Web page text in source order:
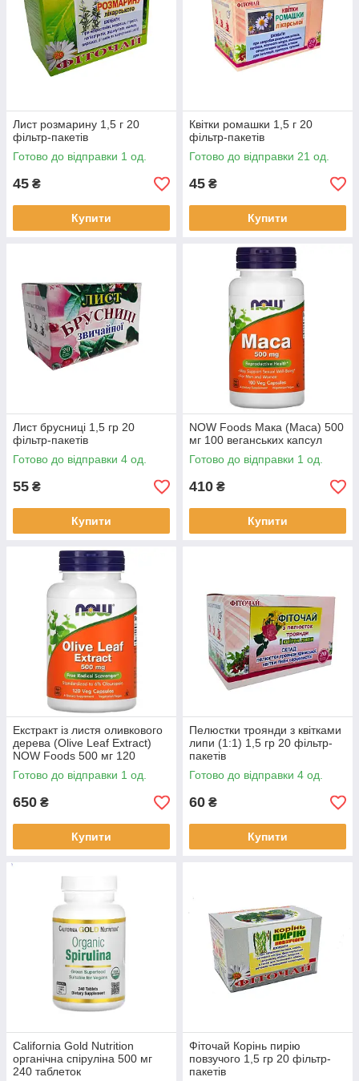
Лист розмарину 1,5 г 20
фільтр-пакетів
Готово до відправки 1 од.
45 ₴
Купити
Квітки ромашки 1,5 г 20
фільтр-пакетів
Готово до відправки 21 од.
45 ₴
Купити
Лист брусниці 1,5 гр 20
фільтр-пакетів
Готово до відправки 4 од.
55 ₴
Купити
NOW Foods Мака (Maca) 500
мг 100 веганських капсул
Готово до відправки 1 од.
410 ₴
Купити
Екстракт із листя оливкового
дерева (Olive Leaf Extract)
NOW Foods 500 мг 120
вегетаріанських капсул
Готово до відправки 1 од.
650 ₴
Купити
Пелюстки троянди з квітками
липи (1:1) 1,5 гр 20 фільтр-
пакетів
Готово до відправки 4 од.
60 ₴
Купити
California Gold Nutrition
органічна спіруліна 500 мг
240 таблеток
Фіточай Корінь пирію
повзучого 1,5 гр 20 фільтр-
пакетів